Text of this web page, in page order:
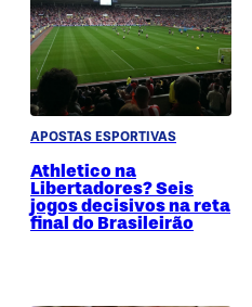
APOSTAS ESPORTIVAS
Athletico na
Libertadores? Seis
jogos decisivos na reta
final do Brasileirão